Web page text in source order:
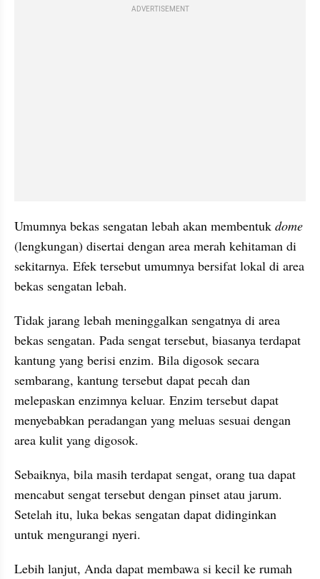
ADVERTISEMENT
Umumnya bekas sengatan lebah akan membentuk
(lengkungan) disertai dengan area merah kehitaman di
sekitarnya. Efek tersebut umumnya bersifat lokal di area
bekas sengatan lebah.
Tidak jarang lebah meninggalkan sengatnya di area
bekas sengatan. Pada sengat tersebut, biasanya terdapat
kantung yang berisi enzim. Bila digosok secara
sembarang, kantung tersebut dapat pecah dan
melepaskan enzimnya keluar. Enzim tersebut dapat
menyebabkan peradangan yang meluas sesuai dengan
area kulit yang digosok.
Sebaiknya, bila masih terdapat sengat, orang tua dapat
mencabut sengat tersebut dengan pinset atau jarum.
Setelah itu, luka bekas sengatan dapat didinginkan
untuk mengurangi nyeri.
Lebih lanjut, Anda dapat membawa si kecil ke rumah